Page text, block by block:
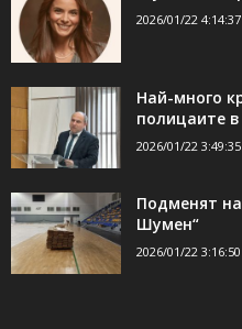
2026/01/22
Най-много
полицаите
2026/01/22
Подменят
Шумен“
2026/01/22